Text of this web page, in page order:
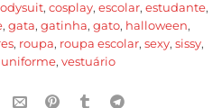
, cosplay, escolar, estudante,
, gata, gatinha, gato, halloween,
, roupa, roupa escolar, sexy, sissy,
uniforme, vestuário